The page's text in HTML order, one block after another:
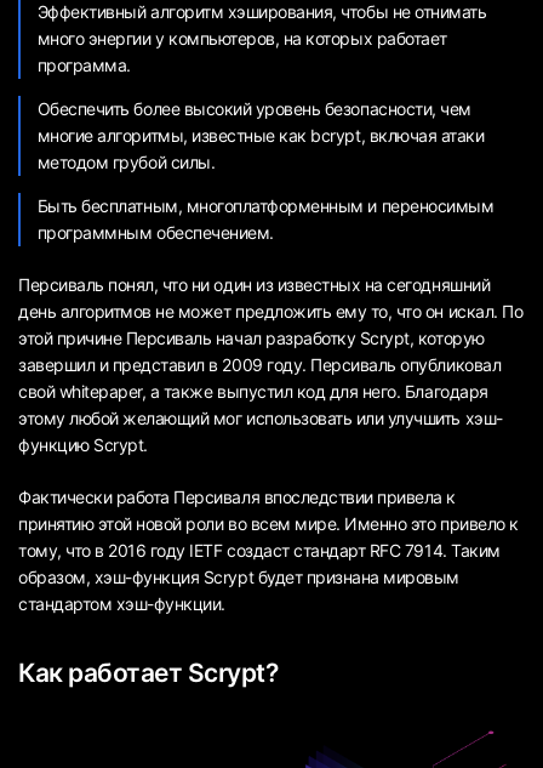
Эффективный алгоритм хэширования, чтобы не отнимать
много энергии у компьютеров, на которых работает
программа.
Обеспечить более высокий уровень безопасности, чем
многие алгоритмы, известные как bcrypt, включая атаки
методом грубой силы.
Быть бесплатным, многоплатформенным и переносимым
программным обеспечением.
Персиваль понял, что ни один из известных на сегодняшний
день алгоритмов не может предложить ему то, что он искал. По
этой причине Персиваль начал разработку Scrypt, которую
завершил и представил в 2009 году. Персиваль опубликовал
свой whitepaper, а также выпустил код для него. Благодаря
этому любой желающий мог использовать или улучшить хэш-
функцию Scrypt.
Фактически работа Персиваля впоследствии привела к
принятию этой новой роли во всем мире. Именно это привело к
тому, что в 2016 году IETF создаст стандарт RFC 7914. Таким
образом, хэш-функция Scrypt будет признана мировым
стандартом хэш-функции.
Как работает Scrypt?